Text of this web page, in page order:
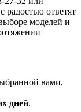
ответят
моделей и
вами,
дней.